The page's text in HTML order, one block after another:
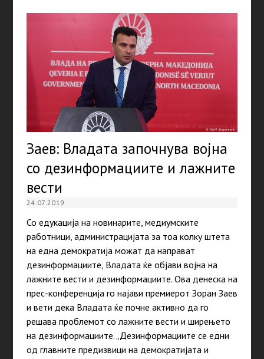
Заев: Владата започнува војна
со дезинформациите и лажните
вести
24.07.2019
Со едукација на новинарите, медиумските
работници, администрацијата за тоа колку штета
на една демократија можат да направат
дезинформациите, Владата ќе објави војна на
лажните вести и дезинформациите. Ова денеска на
прес-конференција го најави премиерот Зоран Заев
и вети дека Владата ќе почне активно да го
решава проблемот со лажните вести и ширењето
на дезинформациите. „Дезинформациите се едни
од главните предизвици на демократијата и